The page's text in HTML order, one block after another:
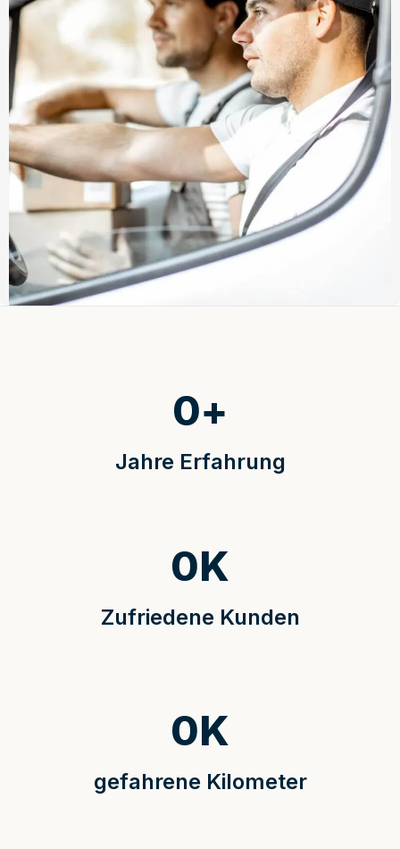
Jahre Erfahrung
0+
Zufriedene Kunden
0K
gefahrene Kilometer
0K